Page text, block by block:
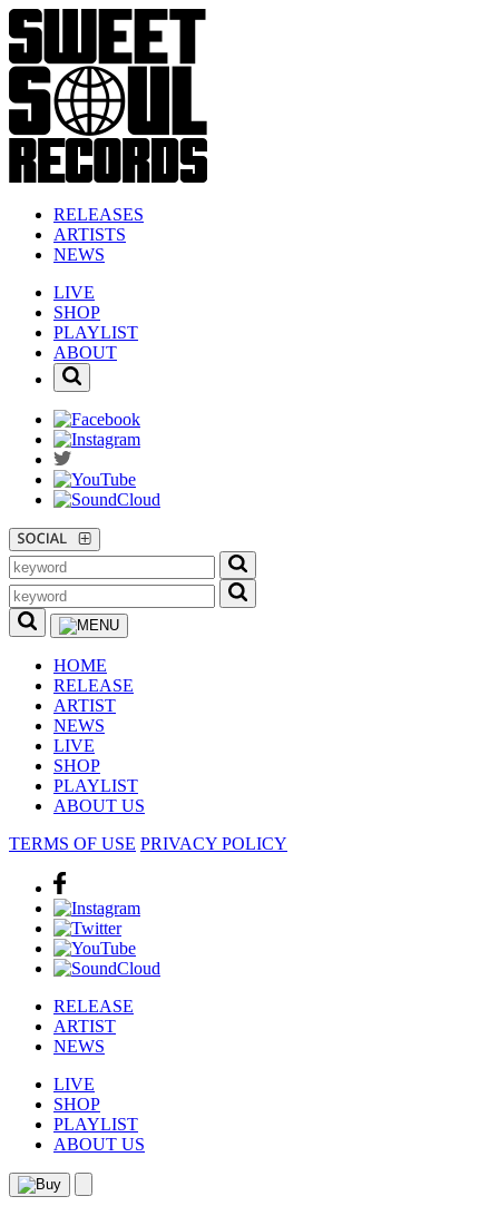
RELEASES
ARTISTS
NEWS
LIVE
SHOP
PLAYLIST
ABOUT
HOME
RELEASE
ARTIST
NEWS
LIVE
SHOP
PLAYLIST
ABOUT US
TERMS OF USE PRIVACY POLICY
RELEASE
ARTIST
NEWS
LIVE
SHOP
PLAYLIST
ABOUT US